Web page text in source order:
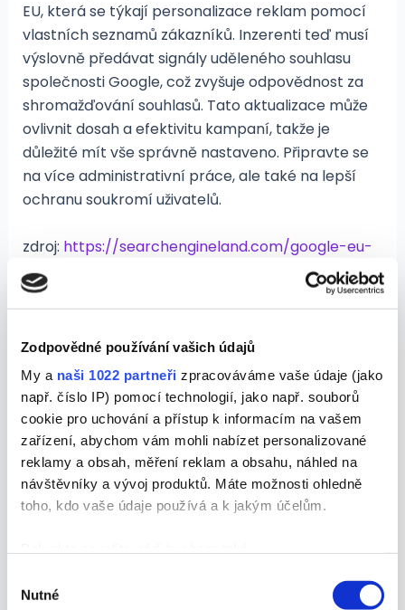
Zodpovědné používání vašich údajů
My a naši 1022 partneři zpracováváme vaše údaje (jako
např. číslo IP) pomocí technologií, jako např. souborů
cookie pro uchování a přístup k informacím na vašem
zařízení, abychom vám mohli nabízet personalizované
reklamy a obsah, měření reklam a obsahu, náhled na
návštěvníky a vývoj produktů. Máte možnosti ohledně
toho, kdo vaše údaje používá a k jakým účelům.
poloze, které mohou být přesné na několik metrů
souhlasu
Nutné
EU, která se týkají personalizace reklam pomocí
vlastních seznamů zákazníků. Inzerenti teď musí
výslovně předávat signály uděleného souhlasu
společnosti Google, což zvyšuje odpovědnost za
shromažďování souhlasů. Tato aktualizace může
ovlivnit dosah a efektivitu kampaní, takže je
důležité mít vše správně nastaveno. Připravte se
na více administrativní práce, ale také na lepší
ochranu soukromí uživatelů.
zdroj: https://searchengineland.com/google-eu-
consent-rules-customer-match-ads-443491
Google propojuje inzerenty
Local Services Ads s
aplikací Mapy
Google integruje reklamy místních služeb přímo
do aplikace Mapy pro iOS. Tato inovace umožňuje
inzerentům generovat více potenciálních
zákazníků přímo z navigační platformy. Reklamy
základě aktuálních firemních dat, což zvyšuje
čas. Je to jako mít neustálého osobního asistenta,